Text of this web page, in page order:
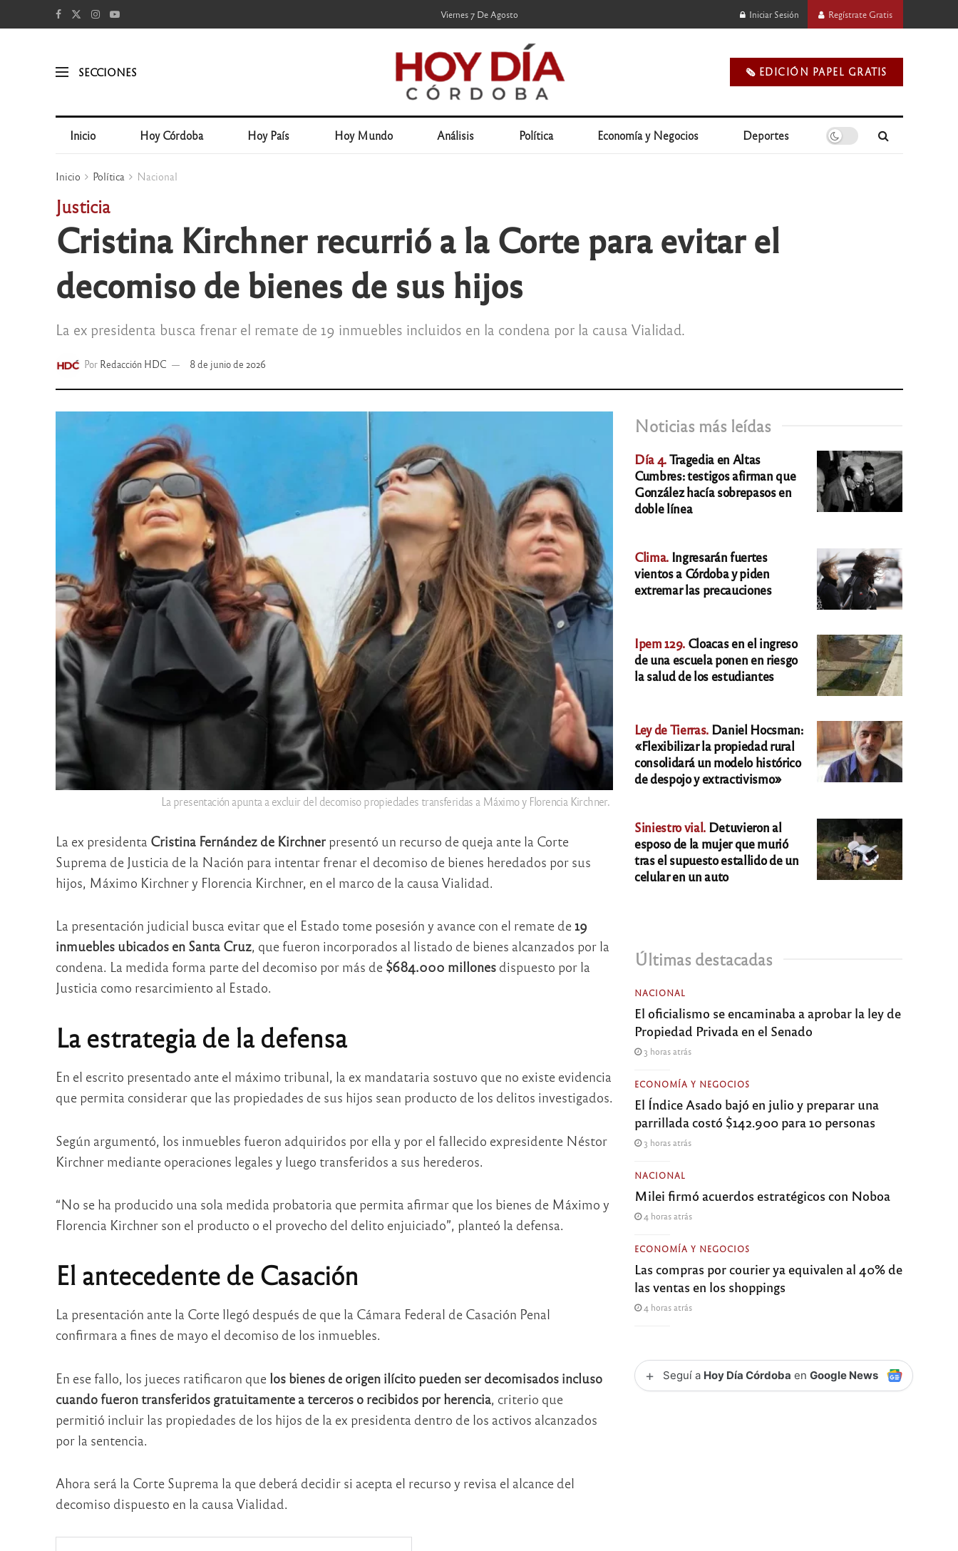
Viernes 7 De Agosto Iniciar Sesión Regístrate Gratis
SECCIONES 🗞️ EDICIÓN PAPEL GRATIS
Inicio Hoy Córdoba Hoy País Hoy Mundo Análisis Política Economía y Negocios Deportes
Inicio Política Nacional
Justicia
Cristina Kirchner recurrió a la Corte para evitar el
decomiso de bienes de sus hijos
La ex presidenta busca frenar el remate de 19 inmuebles incluidos en la condena por la causa Vialidad.
Por Redacción HDC 8 de junio de 2026
La presentación apunta a excluir del decomiso propiedades transferidas a Máximo y Florencia Kirchner.
La ex presidenta Cristina Fernández de Kirchnerpresentó un recurso de queja ante la Corte
Suprema de Justicia de la Nación para intentar frenar el decomiso de bienes heredados por sus
hijos, Máximo Kirchnery Florencia Kirchner, en el marco de la causa Vialidad.
La presentación judicial busca evitar que el Estado tome posesión y avance con el remate de 19
inmuebles ubicados en Santa Cruz, que fueron incorporados al listado de bienes alcanzados por la
condena. La medida forma parte del decomiso por más de $684.000 millonesdispuesto por la
Justicia como resarcimiento al Estado.
La estrategia de la defensa
En el escrito presentado ante el máximo tribunal, la ex mandataria sostuvo que no existe evidencia
que permita considerar que las propiedades de sus hijos sean producto de los delitos investigados.
Según argumentó, los inmuebles fueron adquiridos por ella y por el fallecido expresidente Néstor
Kirchnermediante operaciones legales y luego transferidos a sus herederos.
“No se ha producido una sola medida probatoria que permita afirmar que los bienes de Máximo y
Florencia Kirchner son el producto o el provecho del delito enjuiciado”, planteó la defensa.
El antecedente de Casación
La presentación ante la Corte llegó después de que la Cámara Federal de Casación Penal
confirmara a fines de mayo el decomiso de los inmuebles.
En ese fallo, los jueces ratificaron que los bienes de origen ilícito pueden ser decomisados incluso
cuando fueron transferidos gratuitamente a terceros o recibidos por herencia, criterio que
permitió incluir las propiedades de los hijos de la ex presidenta dentro de los activos alcanzados
por la sentencia.
Ahora será la Corte Suprema la que deberá decidir si acepta el recurso y revisa el alcance del
decomiso dispuesto en la causa Vialidad.
Noticias más leídas
Día 4.Tragedia en Altas
Cumbres: testigos afirman que
González hacía sobrepasos en
doble línea
Clima. Ingresarán fuertes
vientos a Córdoba y piden
extremar las precauciones
Ipem 129. Cloacas en el ingreso
de una escuela ponen en riesgo
la salud de los estudiantes
Ley de Tierras. Daniel Hocsman:
«Flexibilizar la propiedad rural
consolidará un modelo histórico
de despojo y extractivismo»
Siniestro vial. Detuvieron al
esposo de la mujer que murió
tras el supuesto estallido de un
celular en un auto
Últimas destacadas
NACIONAL
El oficialismo se encaminaba a aprobar la ley de
Propiedad Privada en el Senado
3 horas atrás
ECONOMÍA Y NEGOCIOS
El Índice Asado bajó en julio y preparar una
parrillada costó $142.900 para 10 personas
3 horas atrás
NACIONAL
Milei firmó acuerdos estratégicos con Noboa
4 horas atrás
ECONOMÍA Y NEGOCIOS
Las compras por courier ya equivalen al 40% de
las ventas en los shoppings
4 horas atrás
+ Seguí a Hoy Día Córdoba enGoogle News